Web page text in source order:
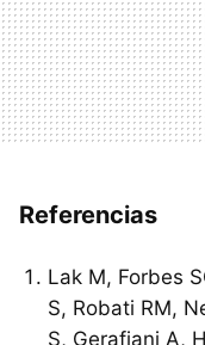
Referencias
Lak M, Forbes
S, Robati RM,
S, Gerafiani A,